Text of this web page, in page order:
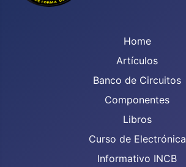
Home
Artículos
Banco de Circuitos
Componentes
Libros
Curso de Electrónica
Informativo INCB